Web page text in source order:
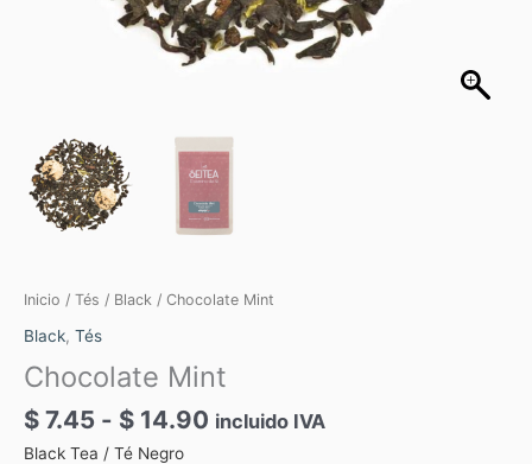
Inicio / Tés / Black / Chocolate Mint
Black, Tés
Chocolate Mint
$ 7.45 - $ 14.90 incluido IVA
Black Tea / Té Negro